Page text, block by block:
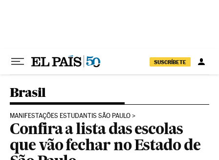
SUSCRÍBETE
Brasil
MANIFESTAÇÕES ESTUDANTIS SÃO PAULO
Confira a lista das escolas
que vão fechar no Estado de